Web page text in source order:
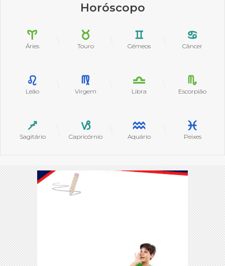
Horóscopo
Áries Touro Gêmeos Câncer
Leão Virgem Libra Escorpião
Sagitário Capricórnio Aquário Peixes